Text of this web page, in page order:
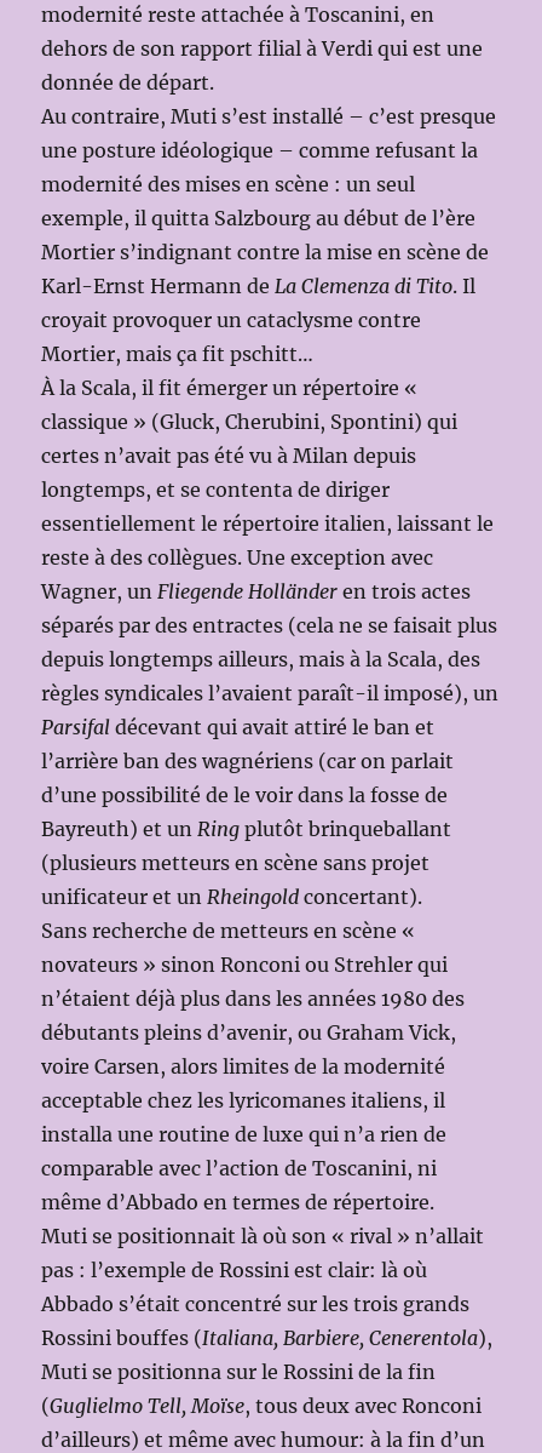
modernité reste attachée à Toscanini, en
dehors de son rapport filial à Verdi qui est une
donnée de départ.
Au contraire, Muti s’est installé – c’est presque
une posture idéologique – comme refusant la
modernité des mises en scène : un seul
exemple, il quitta Salzbourg au début de l’ère
Mortier s’indignant contre la mise en scène de
Karl-Ernst Hermann de La Clemenza di Tito. Il
croyait provoquer un cataclysme contre
Mortier, mais ça fit pschitt…
À la Scala, il fit émerger un répertoire «
classique » (Gluck, Cherubini, Spontini) qui
certes n’avait pas été vu à Milan depuis
longtemps, et se contenta de diriger
essentiellement le répertoire italien, laissant le
reste à des collègues. Une exception avec
Wagner, un Fliegende Holländer en trois actes
séparés par des entractes (cela ne se faisait plus
depuis longtemps ailleurs, mais à la Scala, des
règles syndicales l’avaient paraît-il imposé), un
Parsifal décevant qui avait attiré le ban et
l’arrière ban des wagnériens (car on parlait
d’une possibilité de le voir dans la fosse de
Bayreuth) et un Ring plutôt brinqueballant
(plusieurs metteurs en scène sans projet
unificateur et un Rheingold concertant).
Sans recherche de metteurs en scène «
novateurs » sinon Ronconi ou Strehler qui
n’étaient déjà plus dans les années 1980 des
débutants pleins d’avenir, ou Graham Vick,
voire Carsen, alors limites de la modernité
acceptable chez les lyricomanes italiens, il
installa une routine de luxe qui n’a rien de
comparable avec l’action de Toscanini, ni
même d’Abbado en termes de répertoire.
Muti se positionnait là où son « rival » n’allait
pas : l’exemple de Rossini est clair: là où
Abbado s’était concentré sur les trois grands
Rossini bouffes (Italiana, Barbiere, Cenerentola),
Muti se positionna sur le Rossini de la fin
(Guglielmo Tell, Moïse, tous deux avec Ronconi
d’ailleurs) et même avec humour: à la fin d’un